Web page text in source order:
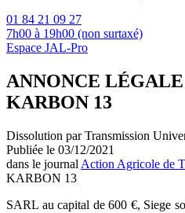
01 84 21 09 27
7h00 à 19h00 (non surtaxé)
Espace JAL-Pro
ANNONCE LÉGALE
KARBON 13
Dissolution par Transmission
Publiée le 03/12/2021
dans le journal Action Agricole de
KARBON 13
SARL au capital de 600 €, Siege